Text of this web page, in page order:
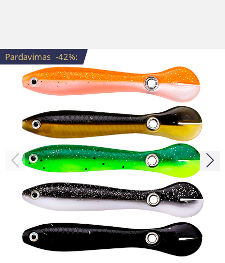
Pardavimas -42%: